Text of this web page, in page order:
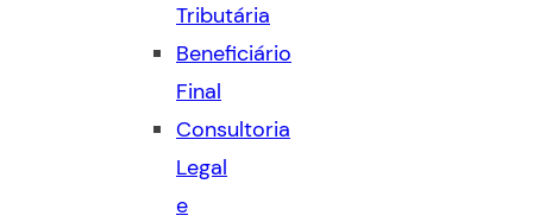
Tributária
Beneficiário
Final
Consultoria
Legal
e